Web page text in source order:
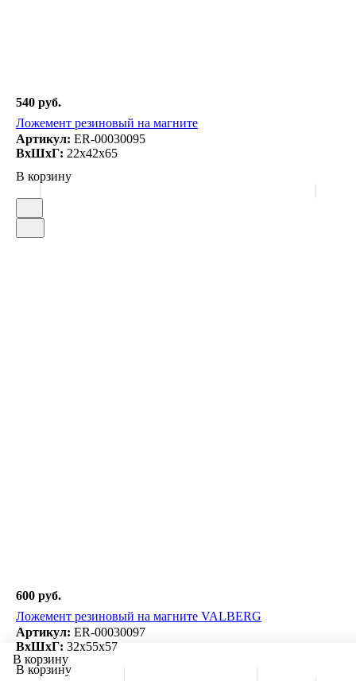
В корзину
540 руб.
Ложемент резиновый на магните
Артикул: ER-00030095
ВxШxГ: 22x42x65
В корзину
600 руб.
Ложемент резиновый на магните VALBERG
Артикул: ER-00030097
ВxШxГ: 32x55x57
В корзину